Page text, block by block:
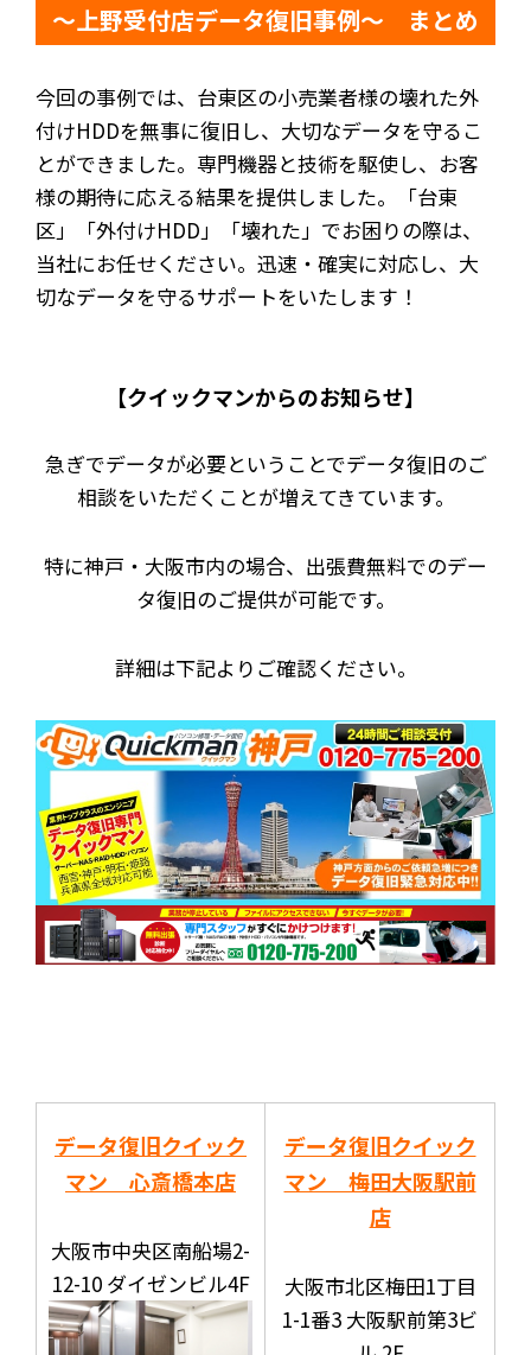
～上野受付店データ復旧事例～ まとめ
今回の事例では、台東区の小売業者様の壊れた外
付けHDDを無事に復旧し、大切なデータを守るこ
とができました。専門機器と技術を駆使し、お客
様の期待に応える結果を提供しました。「台東
区」「外付けHDD」「壊れた」でお困りの際は、
当社にお任せください。迅速・確実に対応し、大
切なデータを守るサポートをいたします！
【クイックマンからのお知らせ】
急ぎでデータが必要ということでデータ復旧のご
相談をいただくことが増えてきています。
特に神戸・大阪市内の場合、出張費無料でのデー
タ復旧のご提供が可能です。
詳細は下記よりご確認ください。
データ復旧クイック
マン 心斎橋本店
大阪市中央区南船場2-
12-10 ダイゼンビル4F
データ復旧クイック
マン 梅田大阪駅前
店
大阪市北区梅田1丁目
1-1番3 大阪駅前第3ビ